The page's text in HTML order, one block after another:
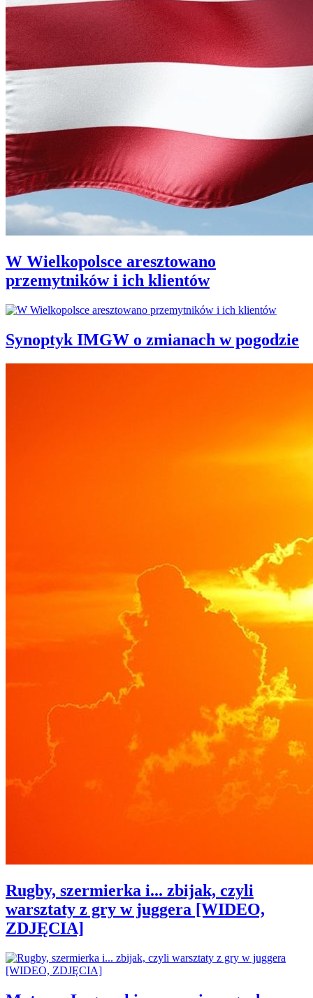
W Wielkopolsce aresztowano
przemytników i ich klientów
Synoptyk IMGW o zmianach w pogodzie
Rugby, szermierka i... zbijak, czyli
warsztaty z gry w juggera [WIDEO,
ZDJĘCIA]